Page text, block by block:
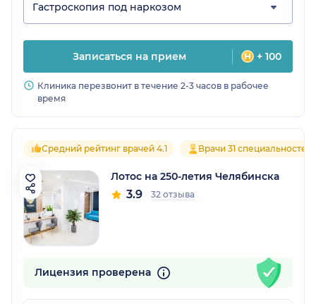
Гастроскопия под наркозом
Записаться на прием + 100
Клиника перезвонит в течение 2-3 часов в рабочее
время
Средний рейтинг врачей 4.1 Врачи 31 специальностей
Лотос на 250-летия Челябинска
3.9 32 отзыва
Лицензия проверена